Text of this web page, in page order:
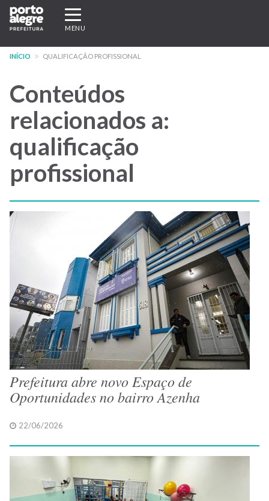
Pular
para
conteúdo
Expandir/recolher
navegação
MENU
INÍCIO QUALIFICAÇÃO PROFISSIONAL
Conteúdos
relacionados a:
qualificação
profissional
Prefeitura abre novo Espaço de
Oportunidades no bairro Azenha
22/06/2026